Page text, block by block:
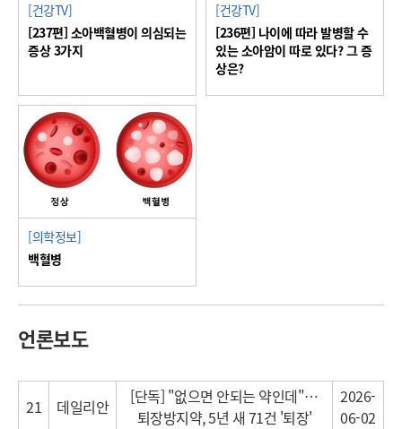
[건강TV]
[237편] 소아백혈병이 의심되는
증상 3가지
[건강TV]
[236편] 나이에 따라 발병할 수
있는 소아암이 따로 있다? 그 증
상은?
[의학정보]
백혈병
언론보도
21 데일리안
[단독] "없으면 안되는 약인데"…
퇴장방지약, 5년 새 71건 '퇴장'
2026-
06-02